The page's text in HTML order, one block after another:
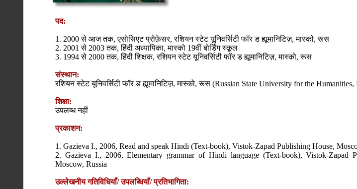
पद:
1. 2000 से आज तक, एसोसिएट प्रोफ़ेसर, रशियन स्टेट यूनिवर्सिटी फॉर ड ह्यूमानिटिज़, मास्को, रूस
2. 2001 से 2003 तक, हिंदी अध्यापिका, मास्को 19वीं बोर्डिंग स्कूल
3. 1994 से 2000 तक, हिंदी शिक्षक, रशियन स्टेट यूनिवर्सिटी फॉर ड ह्यूमानिटिज़, मास्को, रूस
संस्थान:
रशियन स्टेट यूनिवर्सिटी फॉर ड ह्यूमानिटिज़, मास्को, रूस (Russian State University for the
शिक्षा:
उपलब्ध नहीं
प्रकाशन:
1. Gazieva I., 2006, Read and speak Hindi (Text-book), Vistok-Zapad Publishing House,
2. Gazieva I., 2006, Elementary grammar of Hindi language (Text-book), Vistok-Zapad
Moscow, Russia
उल्लेखनीय गतिविधियाँ/ उपलब्धियाँ/ प्रतिभागिता: